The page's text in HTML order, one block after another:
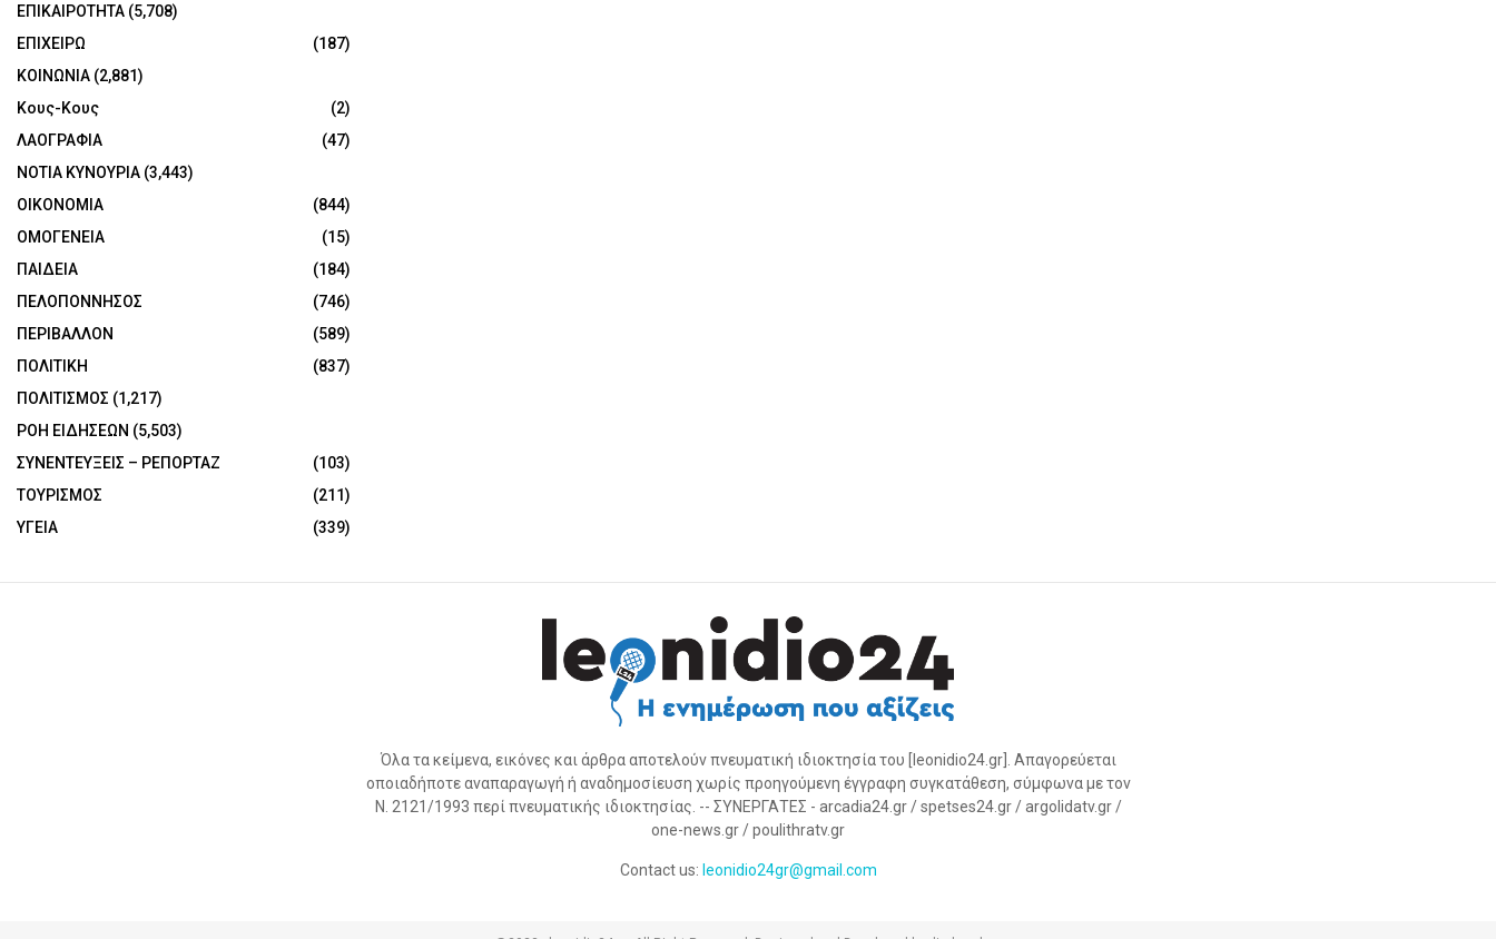
ΕΠΙΚΑΙΡΟΤΗΤΑ (5,708)
ΕΠΙΧΕΙΡΩ
(187)
ΚΟΙΝΩΝΙΑ (2,881)
Κους-Κους
(2)
ΛΑΟΓΡΑΦΙΑ
(47)
ΝΟΤΙΑ ΚΥΝΟΥΡΙΑ (3,443)
ΟΙΚΟΝΟΜΙΑ
(844)
ΟΜΟΓΕΝΕΙΑ
(15)
ΠΑΙΔΕΙΑ
(184)
ΠΕΛΟΠΟΝΝΗΣΟΣ
(746)
ΠΕΡΙΒΑΛΛΟΝ
(589)
ΠΟΛΙΤΙΚΗ
(837)
ΠΟΛΙΤΙΣΜΟΣ (1,217)
ΡΟΗ ΕΙΔΗΣΕΩΝ (5,503)
ΣΥΝΕΝΤΕΥΞΕΙΣ – ΡΕΠΟΡΤΑΖ
(103)
ΤΟΥΡΙΣΜΟΣ
(211)
ΥΓΕΙΑ
(339)
Όλα τα κείμενα, εικόνες και άρθρα αποτελούν πνευματική ιδιοκτησία του [leonidio24.gr]. Απαγορεύεται
οποιαδήποτε αναπαραγωγή ή αναδημοσίευση χωρίς προηγούμενη έγγραφη συγκατάθεση, σύμφωνα με τον
Ν. 2121/1993 περί πνευματικής ιδιοκτησίας. -- ΣΥΝΕΡΓΑΤΕΣ - arcadia24.gr / spetses24.gr / argolidatv.gr /
one-news.gr / poulithratv.gr
Contact us: leonidio24gr@gmail.com